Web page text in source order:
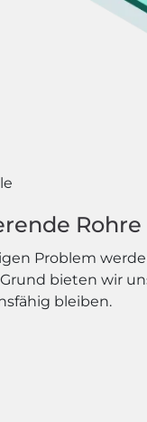
Rohre
Problem
bieten wir
bleiben.